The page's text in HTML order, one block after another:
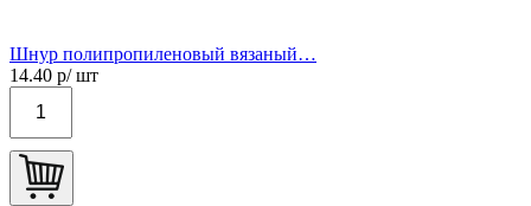
Шнур полипропиленовый вязаный…
14.40 р/ шт